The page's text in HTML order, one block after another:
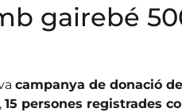
gairebé
campanya de donació
, 15 persones registrades